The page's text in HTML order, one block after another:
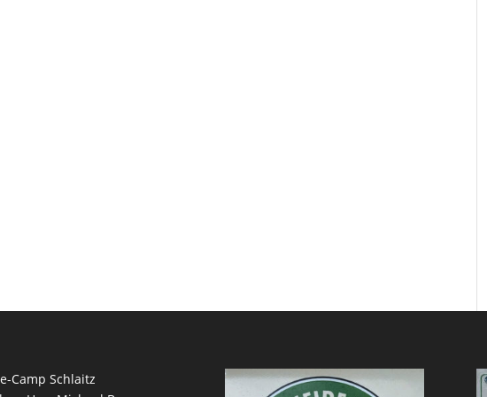
Camp Schlaitz